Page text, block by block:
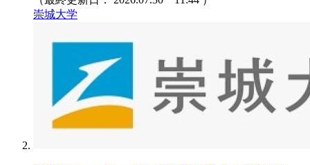
崇城大学